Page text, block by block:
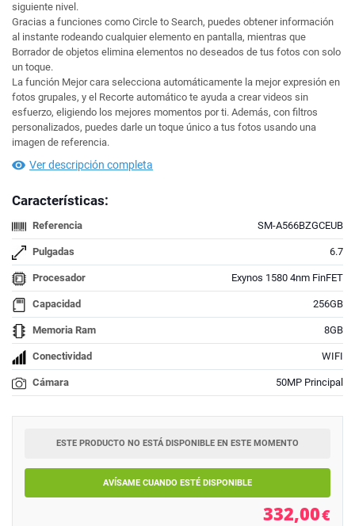
siguiente nivel.
Gracias a funciones como Circle to Search, puedes obtener información
al instante rodeando cualquier elemento en pantalla, mientras que
Borrador de objetos elimina elementos no deseados de tus fotos con solo
un toque.
La función Mejor cara selecciona automáticamente la mejor expresión en
fotos grupales, y el Recorte automático te ayuda a crear videos sin
esfuerzo, eligiendo los mejores momentos por ti. Además, con filtros
personalizados, puedes darle un toque único a tus fotos usando una
imagen de referencia.
Ver descripción completa
Características:
Referencia SM-A566BZGCEUB
Pulgadas 6.7
Procesador Exynos 1580 4nm FinFET
Capacidad 256GB
Memoria Ram 8GB
Conectividad WIFI
Cámara 50MP Principal
ESTE PRODUCTO NO ESTÁ DISPONIBLE EN ESTE MOMENTO
AVÍSAME CUANDO ESTÉ DISPONIBLE
332,00€